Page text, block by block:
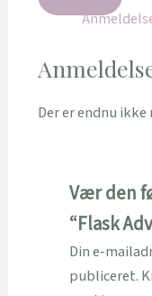
Der er endnu
Vær den
“Flask
Din e-
publiceret.